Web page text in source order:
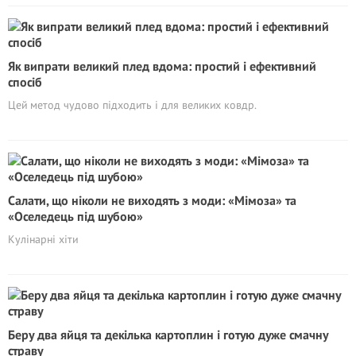
Як випрати великий плед вдома: простий і ефективний
спосіб
Цей метод чудово підходить і для великих ковдр.
Салати, що ніколи не виходять з моди: «Мімоза» та
«Оселедець під шубою»
Кулінарні хіти
Беру два яйця та декілька картоплин і готую дуже смачну
страву